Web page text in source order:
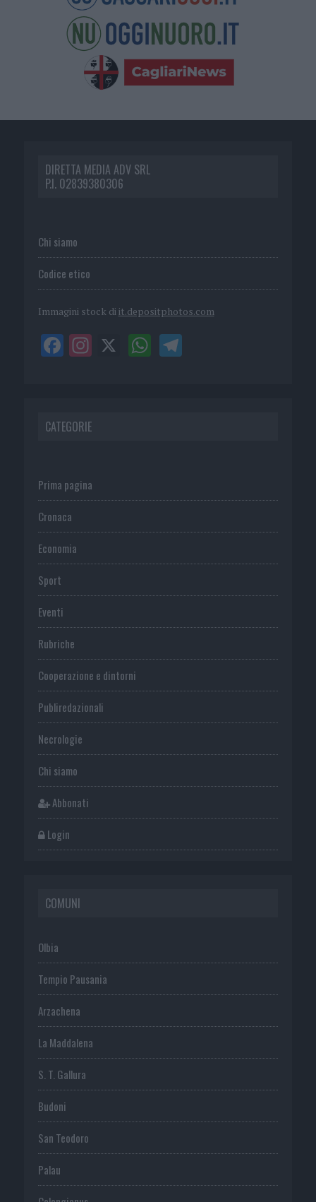
DIRETTA MEDIA ADV SRL
P.I. 02839380306
Chi siamo
Codice etico
Immagini stock di it.depositphotos.com
CATEGORIE
Prima pagina
Cronaca
Economia
Sport
Eventi
Rubriche
Cooperazione e dintorni
Publiredazionali
Necrologie
Chi siamo
Abbonati
Login
COMUNI
Olbia
Tempio Pausania
Arzachena
La Maddalena
S. T. Gallura
Budoni
San Teodoro
Palau